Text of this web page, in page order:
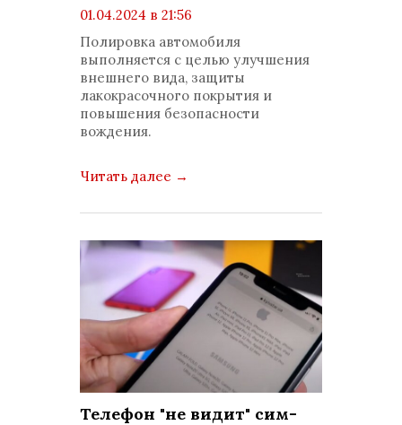
01.04.2024 в 21:56
просмотров: 46961
комментариев: 0
Полировка автомобиля
выполняется с целью улучшения
внешнего вида, защиты
лакокрасочного покрытия и
повышения безопасности
вождения.
Читать далее →
Телефон "не видит" сим-